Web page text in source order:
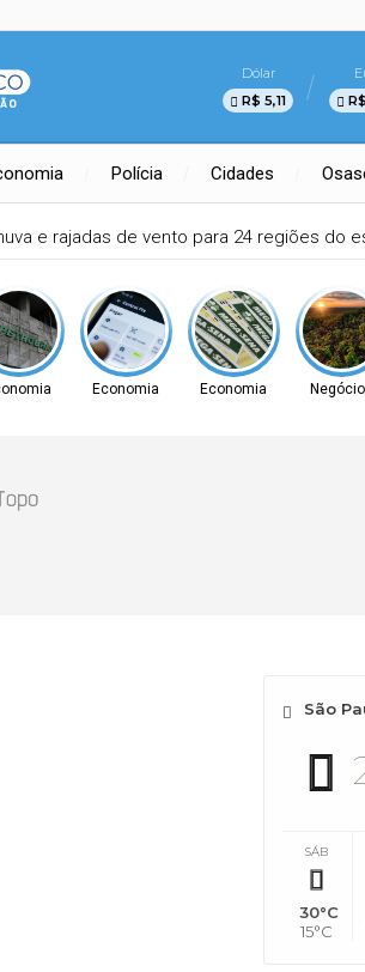
Dólar
R$ 5,11
Polícia Cidades
e rajadas de vento para 24 regiões do
Economia Economia
São
SÁB
30°C
15°C